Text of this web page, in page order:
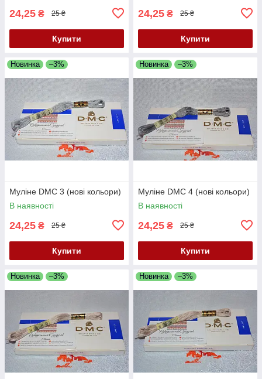
24,25 ₴ 25 ₴
Купити
24,25 ₴ 25 ₴
Купити
Новинка –3%
Муліне DMC 3 (нові кольори)
В наявності
24,25 ₴ 25 ₴
Купити
Новинка –3%
Муліне DMC 4 (нові кольори)
В наявності
24,25 ₴ 25 ₴
Купити
Новинка –3% Новинка –3%